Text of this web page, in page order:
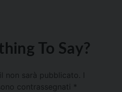
To Say?
non sarà pubblicato.
contrassegnati *